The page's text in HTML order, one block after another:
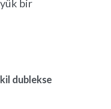
bir
dublekse